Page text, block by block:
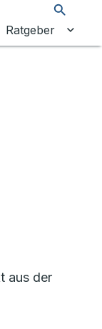
für
Ratgeber
aus der